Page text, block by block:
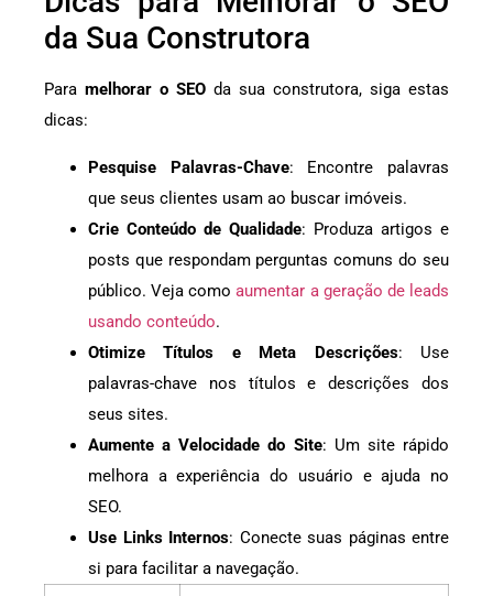
da Sua Construtora
Para melhorar o SEO da sua construtora, siga estas
dicas:
Pesquise Palavras-Chave: Encontre palavras
que seus clientes usam ao buscar imóveis.
Crie Conteúdo de Qualidade: Produza artigos e
posts que respondam perguntas comuns do seu
público. Veja comoaumentar a geração de leads
usando conteúdo.
Otimize Títulos e Meta Descrições: Use
palavras-chave nos títulos e descrições dos
seus sites.
Aumente a Velocidade do Site: Um site rápido
melhora a experiência do usuário e ajuda no
SEO.
Use Links Internos: Conecte suas páginas entre
si para facilitar a navegação.